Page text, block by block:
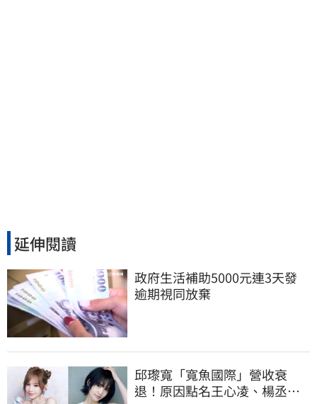
延伸閱讀
政府生活補助5000元連3天發
逾期視同放棄
邱瓈寬「寬魚國際」營收衰
退！原因點名王心凌、楊丞琳